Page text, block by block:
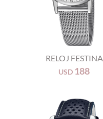
RELOJ FESTINA
USD 188